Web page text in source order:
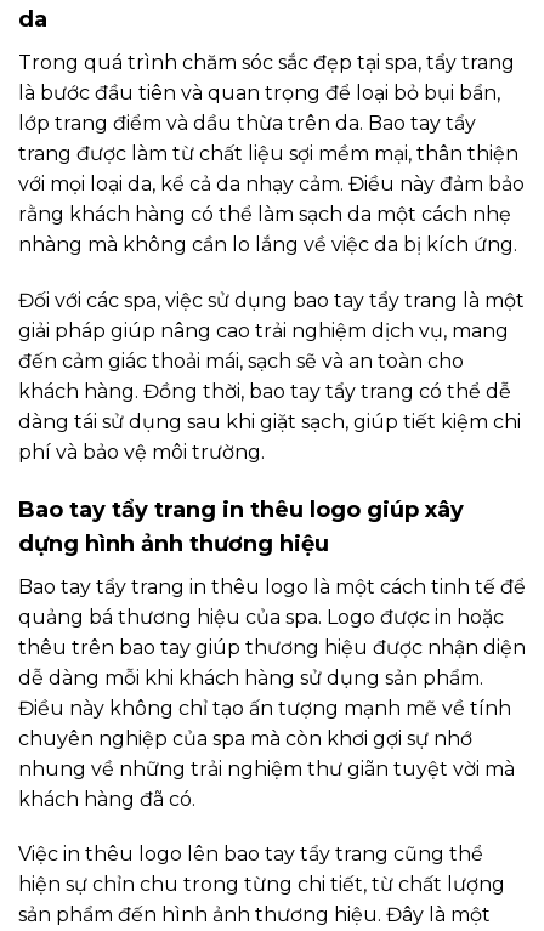
da
Trong quá trình chăm sóc sắc đẹp tại spa, tẩy trang
là bước đầu tiên và quan trọng để loại bỏ bụi bẩn,
lớp trang điểm và dầu thừa trên da. Bao tay tẩy
trang được làm từ chất liệu sợi mềm mại, thân thiện
với mọi loại da, kể cả da nhạy cảm. Điều này đảm bảo
rằng khách hàng có thể làm sạch da một cách nhẹ
nhàng mà không cần lo lắng về việc da bị kích ứng.
Đối với các spa, việc sử dụng bao tay tẩy trang là một
giải pháp giúp nâng cao trải nghiệm dịch vụ, mang
đến cảm giác thoải mái, sạch sẽ và an toàn cho
khách hàng. Đồng thời, bao tay tẩy trang có thể dễ
dàng tái sử dụng sau khi giặt sạch, giúp tiết kiệm chi
phí và bảo vệ môi trường.
Bao tay tẩy trang in thêu logo giúp xây
dựng hình ảnh thương hiệu
Bao tay tẩy trang in thêu logo là một cách tinh tế để
quảng bá thương hiệu của spa. Logo được in hoặc
thêu trên bao tay giúp thương hiệu được nhận diện
dễ dàng mỗi khi khách hàng sử dụng sản phẩm.
Điều này không chỉ tạo ấn tượng mạnh mẽ về tính
chuyên nghiệp của spa mà còn khơi gợi sự nhớ
nhung về những trải nghiệm thư giãn tuyệt vời mà
khách hàng đã có.
Việc in thêu logo lên bao tay tẩy trang cũng thể
hiện sự chỉn chu trong từng chi tiết, từ chất lượng
sản phẩm đến hình ảnh thương hiệu. Đây là một